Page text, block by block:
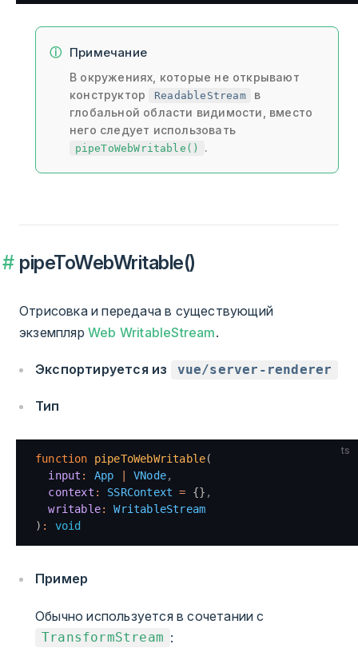
Примечание
В окружениях, которые не открывают
конструктор
ReadableStream
в
глобальной области видимости, вместо
него следует использовать
pipeToWebWritable() .
pipeToWebWritable()
Отрисовка и передача в существующий
экземпляр Web WritableStream.
Экспортируется из vue/server-renderer
Тип
ts
function pipeToWebWritable(
  input
: App VNode,
  context
: SSRContext = {} ,
  writable
:
WritableStream
) : void
Пример
Обычно используется в сочетании с
TransformStream :